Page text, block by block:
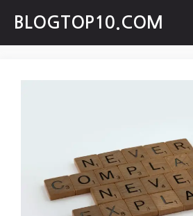
content
BLOGTOP10.COM